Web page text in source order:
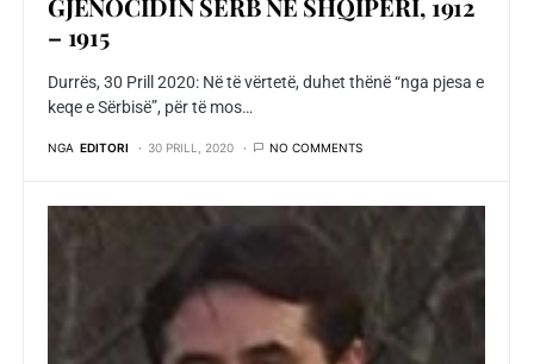
GJENOCIDIN SERB NË SHQIPËRI, 1912
– 1915
Durrës, 30 Prill 2020: Në të vërtetë, duhet thënë “nga pjesa e
keqe e Sërbisë”, për të mos…
NGA EDITORI 30 PRILL, 2020 NO COMMENTS